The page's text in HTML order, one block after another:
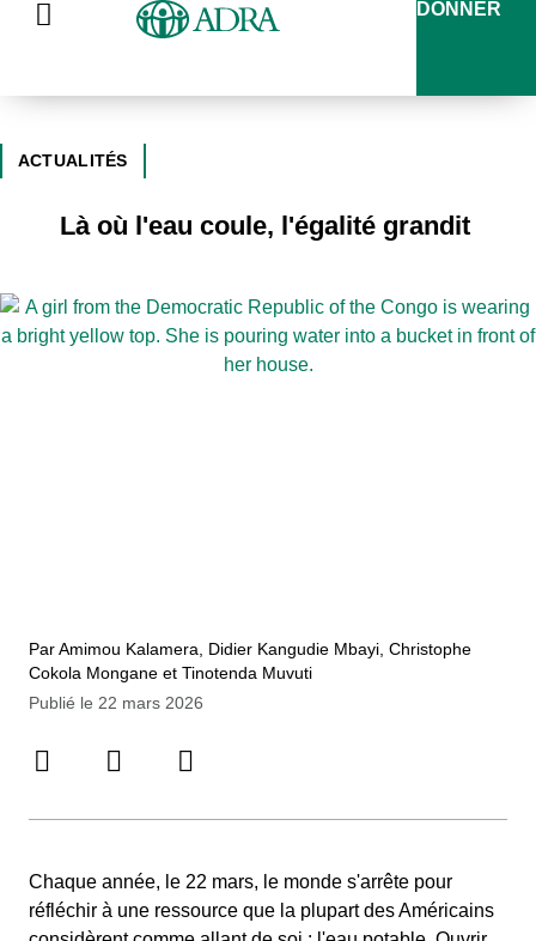
DONNER
ACTUALITÉS
Là où l'eau coule, l'égalité grandit
Par Amimou Kalamera, Didier Kangudie Mbayi, Christophe
Cokola Mongane et Tinotenda Muvuti
Publié le 22 mars 2026
Chaque année, le 22 mars, le monde s'arrête pour
réfléchir à une ressource que la plupart des Américains